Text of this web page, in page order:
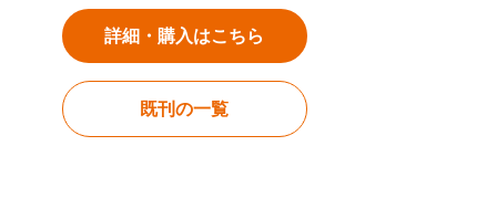
詳細・購入はこちら
既刊の一覧